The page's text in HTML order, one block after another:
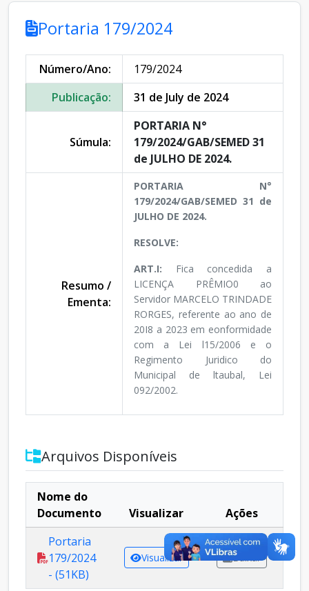
Portaria 179/2024
Número/Ano:
179/2024
Publicação:
31 de July de 2024
Súmula:
PORTARIA N°
179/2024/GAB/SEMED 31
de JULHO DE 2024.
Resumo /
Ementa:
PORTARIA N°
179/2024/GAB/SEMED 31 de
JULHO DE 2024.
RESOLVE:
ART.I: Fica concedida a
LICENÇA PRÊMIO0 ao
Servidor MARCELO TRINDADE
RORGES, referente ao ano de
20I8 a 2023 em eonformidade
com a Lei l15/2006 e o
Regimento Juridico do
Municipal de ltaubal, Lei
092/2002.
Arquivos Disponíveis
Nome do
Documento
Visualizar
Ações
Portaria
179/2024
- (51KB)
Visualizar Baixar